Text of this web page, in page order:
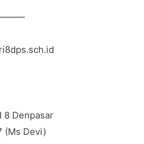
8 Denpasar
(Ms Devi)